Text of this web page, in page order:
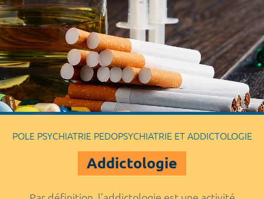
POLE PSYCHIATRIE PEDOPSYCHIATRIE ET ADDICTOLOGIE
Addictologie